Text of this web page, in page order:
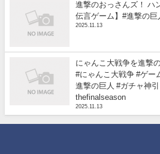
進撃のおっさんズ！ ハ
伝言ゲーム】#進撃の
2025.11.13
にゃんこ大戦争を進撃
#にゃんこ大戦争 #ゲー
進撃の巨人 #ガチャ神
thefinalseason
2025.11.13